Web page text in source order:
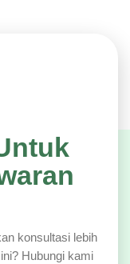
konsultasi lebih
Hubungi kami